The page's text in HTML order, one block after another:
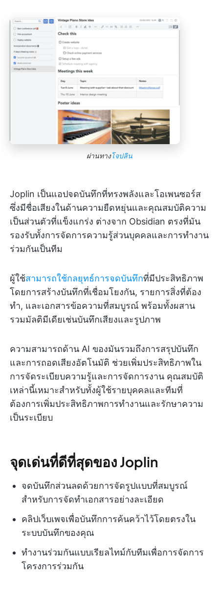
ผ่านทางโจปลิน
Joplin เป็นแอปจดบันทึกที่ทรงพลังและโอเพนซอร์ส
ซึ่งมีชื่อเสียงในด้านความยืดหยุ่นและคุณสมบัติความ
เป็นส่วนตัวที่แข็งแกร่ง ต่างจาก Obsidian ตรงที่มัน
รองรับทั้งการจัดการความรู้ส่วนบุคคลและการทำงาน
ร่วมกันเป็นทีม
ผู้ใช้สามารถใช้กลยุทธ์การจดบันทึกที่มีประสิทธิภาพ
โดยการสร้างบันทึกที่เชื่อมโยงกัน, รายการสิ่งที่ต้อง
ทำ, และเอกสารข้อความที่สมบูรณ์ พร้อมทั้งผสาน
รวมมัลติมีเดียเช่นบันทึกเสียงและรูปภาพ
ความสามารถด้าน AI ของมันรวมถึงการสรุปบันทึก
และการถอดเสียงอัตโนมัติ ช่วยเพิ่มประสิทธิภาพใน
การจัดระเบียบความรู้และการจัดการงาน คุณสมบัติ
เหล่านี้เหมาะสำหรับทั้งผู้ใช้รายบุคคลและทีมที่
ต้องการเพิ่มประสิทธิภาพการทำงานและรักษาความ
เป็นระเบียบ
จุดเด่นที่ดีที่สุดของ Joplin
จดบันทึกส่วนลดด้วยการจัดรูปแบบที่สมบูรณ์
สำหรับการจัดทำเอกสารอย่างละเอียด
คลิปเว็บเพจเพื่อบันทึกการค้นคว้าไว้โดยตรงใน
ระบบบันทึกของคุณ
ทำงานร่วมกันแบบเรียลไทม์กับทีมเพื่อการจัดการ
โครงการร่วมกัน